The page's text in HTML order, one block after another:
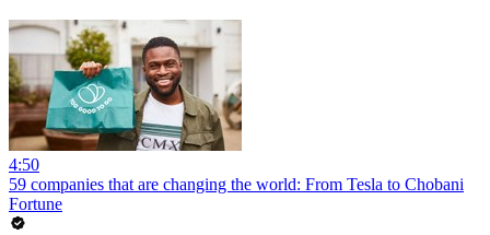
4:50
59 companies that are changing the world: From Tesla to Chobani
Fortune